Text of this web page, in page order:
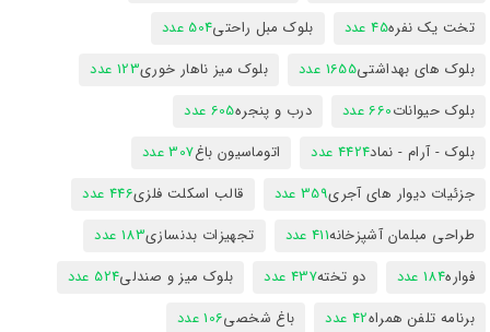
تخت یک نفره45 عدد بلوک مبل راحتی504 عدد
بلوک های بهداشتی1655 عدد بلوک میز ناهار خوری123 عدد
بلوک حیوانات660 عدد درب و پنجره605 عدد
بلوک - آرام - نماد4424 عدد اتوماسیون باغ307 عدد
جزئیات دیوار های آجری359 عدد قالب اسکلت فلزی446 عدد
طراحی مبلمان آشپزخانه411 عدد تجهیزات بدنسازی183 عدد
فواره184 عدد دو تخته437 عدد بلوک میز و صندلی524 عدد
برنامه تلفن همراه42 عدد باغ شخصی106 عدد